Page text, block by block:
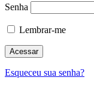
Senha
Lembrar-me
Esqueceu sua senha?